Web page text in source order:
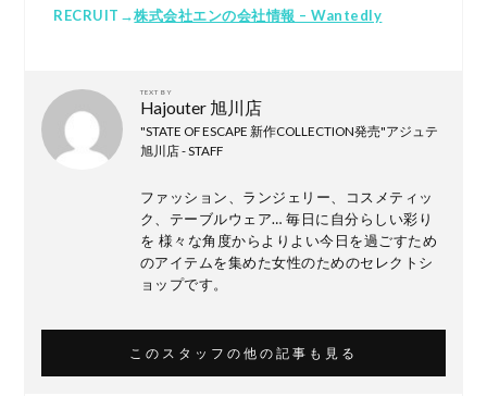
RECRUIT→株式会社エンの会社情報 – Wantedly
TEXT BY
Hajouter 旭川店
"STATE OF ESCAPE 新作COLLECTION発売"アジュテ
旭川店 - STAFF
ファッション、ランジェリー、コスメティッ
ク、テーブルウェア… 毎日に自分らしい彩り
を 様々な角度からよりよい今日を過ごすため
のアイテムを集めた女性のためのセレクトシ
ョップです。
このスタッフの他の記事も見る